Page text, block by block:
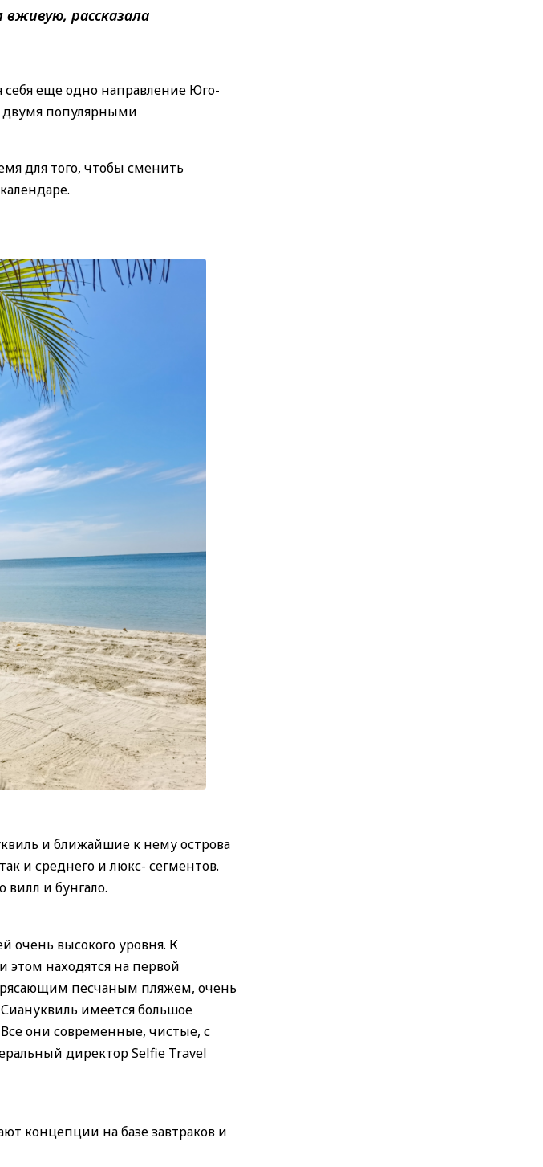
рассказала
себя еще одно направление Юго-
популярными
для того, чтобы сменить
и ближайшие к нему острова
и среднего и люкс- сегментов.
и бунгало.
очень высокого уровня. К
этом находятся на первой
песчаным пляжем, очень
имеется большое
они современные, чистые, с
директор Selfie Travel
концепции на базе завтраков и